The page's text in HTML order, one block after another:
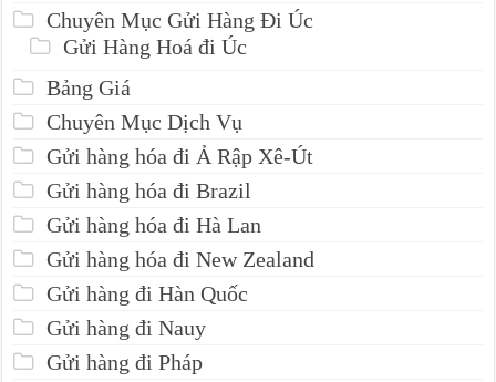
Chuyên Mục Gửi Hàng Đi Úc
Gửi Hàng Hoá đi Úc
Bảng Giá
Chuyên Mục Dịch Vụ
Gửi hàng hóa đi Ả Rập Xê-Út
Gửi hàng hóa đi Brazil
Gửi hàng hóa đi Hà Lan
Gửi hàng hóa đi New Zealand
Gửi hàng đi Hàn Quốc
Gửi hàng đi Nauy
Gửi hàng đi Pháp